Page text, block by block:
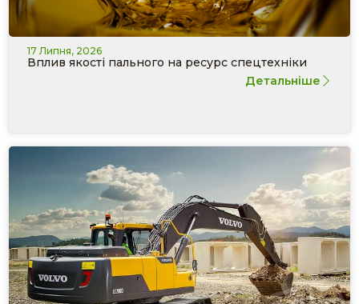
17 Липня, 2026
Вплив якості пального на ресурс спецтехніки
Детальніше